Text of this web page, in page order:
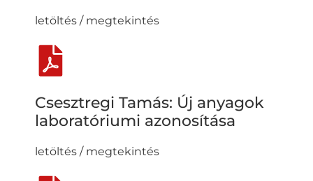
letöltés / megtekintés
Csesztregi Tamás: Új anyagok
laboratóriumi azonosítása
letöltés / megtekintés